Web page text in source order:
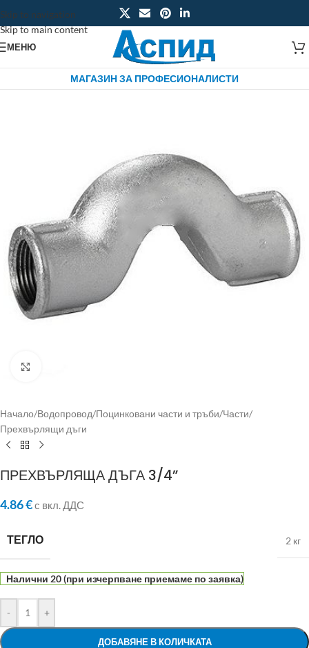
Skip to navigation
Skip to main content
МЕНЮ
МАГАЗИН ЗА ПРОФЕСИОНАЛИСТИ
Начало/Водопровод/Поцинковани части и тръби/Части/
Прехвърлящи дъги
ПРЕХВЪРЛЯЩА ДЪГА 3/4”
4.86€с вкл. ДДС
ТЕГЛО 2 кг
Налични 20 (при изчерпване приемаме по заявка)
- +
ДОБАВЯНЕ В КОЛИЧКАТА